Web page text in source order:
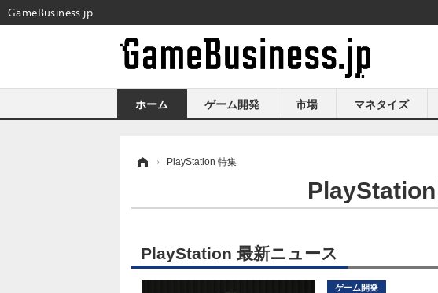
ホーム ゲーム開発 市場 マネタイズ
› PlayStation 特集
PlayStation 最新ニュース
ゲーム開発
GameBusiness.jp